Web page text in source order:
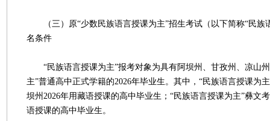
（三）原“少数民族语言授课为主”招生考试（以下简称“民族
名条件
“民族语言授课为主”报考对象为具有阿坝州、甘孜州、凉山州
主”普通高中正式学籍的2026年毕业生。其中，“民族语言授课为
坝州2026年用藏语授课的高中毕业生；“民族语言授课为主”彝文
语授课的高中毕业生。